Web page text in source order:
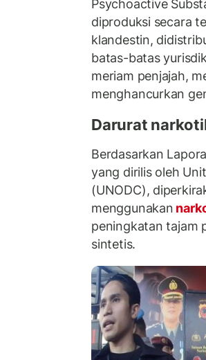
Psychoactive
diproduksi secara
klandestin,
batas-batas
meriam penjajah,
menghancurkan
Darurat
Berdasarkan
yang dirilis oleh
(UNODC),
menggunakan
peningkatan tajam
sintetis.